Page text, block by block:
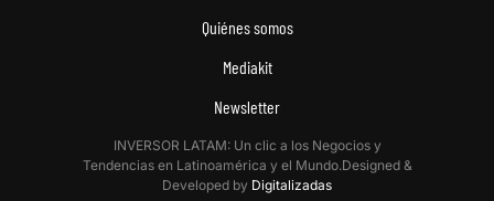
Quiénes somos
Mediakit
Newsletter
INVERSOR LATAM: Un clic a los Negocios y
Tendencias en Latinoamérica y el Mundo.Designed &
Developed by Digitalizadas